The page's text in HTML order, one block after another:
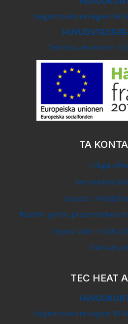
Vagnsmakarevägen 19
Teknobulevarden 3
TA
Fråga
E-post:
Beställ gratis presentation
Dejour 24h: +358
TEC HEAT
Vagnsmakarevägen 19